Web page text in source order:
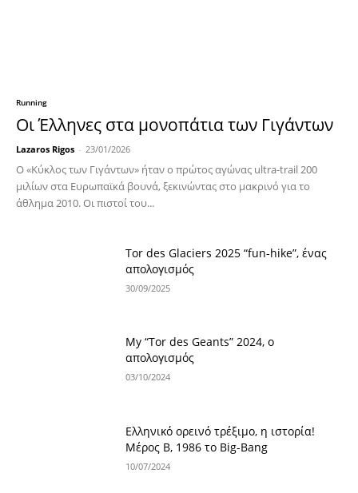
Running
Οι Έλληνες στα μονοπάτια των Γιγάντων
Lazaros Rigos - 23/01/2026
Ο «Κύκλος των Γιγάντων» ήταν ο πρώτος αγώνας ultra-trail 200
μιλίων στα Ευρωπαϊκά βουνά, ξεκινώντας στο μακρινό για το
άθλημα 2010. Οι πιστοί του...
Tor des Glaciers 2025 “fun-hike”, ένας
απολογισμός
30/09/2025
My “Tor des Geants” 2024, o
απολογισμός
03/10/2024
Ελληνικό ορεινό τρέξιμο, η ιστορία!
Μέρος Β, 1986 το Big-Bang
10/07/2024